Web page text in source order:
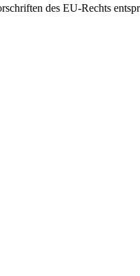
des EU-Rechts